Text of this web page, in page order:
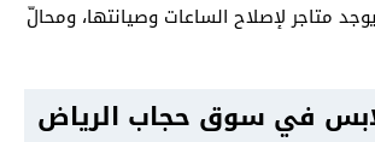
متاجر لإصلاح الساعات وصيانتها، ومحالّ
في سوق حجاب الرياض